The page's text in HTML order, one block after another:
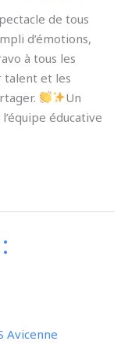
de tous
d’émotions,
à tous les
talent et les
Un
éducative
Avicenne